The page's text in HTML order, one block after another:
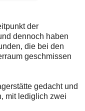
der
dennoch haben
die bei den
geschmissen
gedacht und
mit lediglich zwei